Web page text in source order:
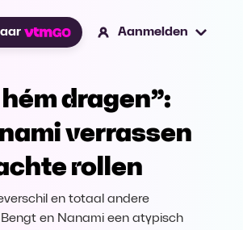
Aanmelden
dragen”:
verrassen
rollen
en totaal andere
en Nanami een atypisch